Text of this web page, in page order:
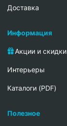
Доставка
Информация
Акции и скидки
Интерьеры
Каталоги (PDF)
Полезное